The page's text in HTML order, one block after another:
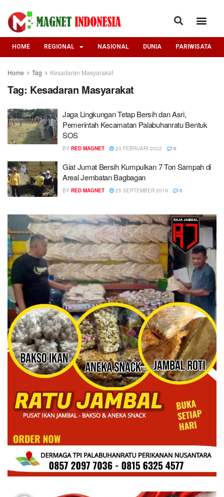
HOME REGIONAL NASIONAL DUNIA PARIWISATA
Home Tag Kesadaran Masyarakat
Tag: Kesadaran Masyarakat
Jaga Lingkungan Tetap Bersih dan Asri,
Pemerintah Kecamatan Palabuhanratu Bentuk
SOS
BY RED MAGNET 23 FEBRUARI 2022 0
Giat Jumat Bersih Kumpulkan 7 Ton Sampah di
Areal Jembatan Bagbagan
BY RED MAGNET 25 SEPTEMBER 2019 0